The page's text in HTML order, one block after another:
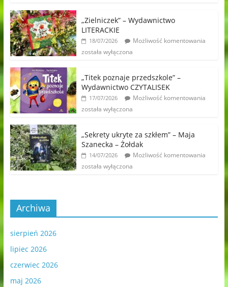
„Zielniczek” – Wydawnictwo
LITERACKIE
18/07/2026
Możliwość komentowania
została wyłączona
„Titek poznaje przedszkole” –
Wydawnictwo CZYTALISEK
17/07/2026
Możliwość komentowania
została wyłączona
„Sekrety ukryte za szkłem” – Maja
Szanecka – Żołdak
14/07/2026
Możliwość komentowania
została wyłączona
Archiwa
sierpień 2026
lipiec 2026
czerwiec 2026
maj 2026